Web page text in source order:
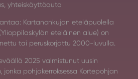
yhteiskäyttöauto
Kartanonkujan eteläpuolella
eteläinen alue) on
tai peruskorjattu 2000-luvulla.
2025 valmistunut uusin
jonka pohjakerroksessa Kortepohjan